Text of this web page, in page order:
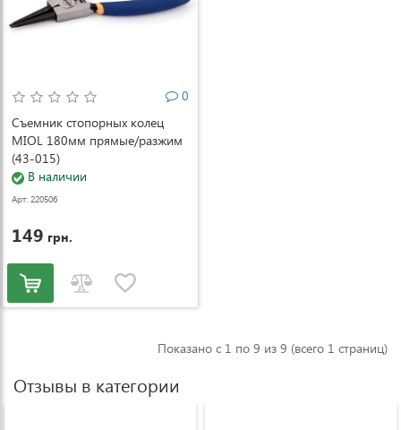
0
Съемник стопорных колец
MIOL 180мм прямые/разжим
(43-015)
В наличии
Арт: 220506
149 грн.
Показано с 1 по 9 из 9 (всего 1 страниц)
Отзывы в категории